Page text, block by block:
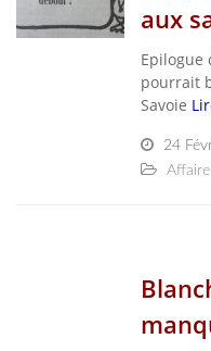
aux
pourrait
Savoie
24